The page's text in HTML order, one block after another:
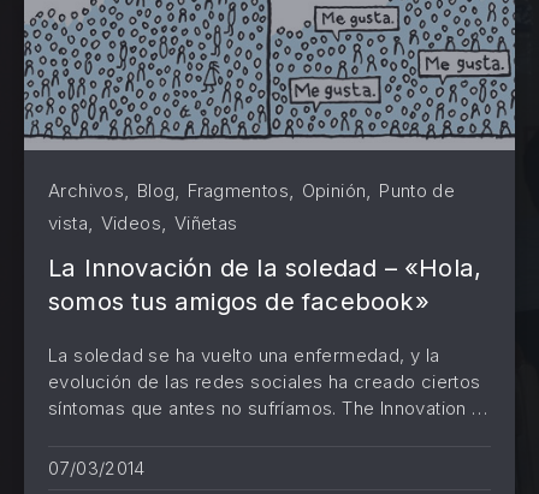
Archivos Blog Fragmentos Opinión
Punto de
vista
Videos Viñetas
La Innovación de la soledad – «Hola,
somos tus amigos de facebook»
La soledad se ha vuelto una enfermedad, y la
evolución de las redes sociales ha creado ciertos
síntomas que antes no sufríamos. The Innovation …
07/03/2014
PREVIOUS